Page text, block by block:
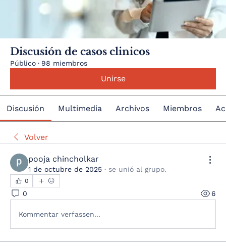
Discusión de casos clinicos
Público · 98 miembros
Unirse
Discusión Multimedia Archivos Miembros
Volver
pooja chincholkar
1 de octubre de 2025 · se unió al grupo.
0
0 6
Kommentar verfassen...